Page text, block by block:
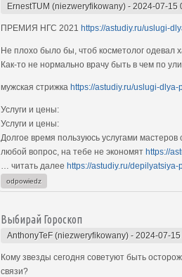
ErnestTUM (niezweryfikowany) - 2024-07-15
ПРЕМИЯ НГС 2021 https://astudiy.ru/uslugi-
Не плохо было бы, чтоб косметолог одевал
Как-то не нормально врачу быть в чем по
мужская стрижка https://astudiy.ru/uslugi-dlya-
Услуги и цены:
Услуги и цены:
Долгое время пользуюсь услугами
любой вопрос, на тебе не экономят https://
… читать далее https://astudiy.ru/
odpowiedz
Выбирай Гороскоп
AnthonyTeF (niezweryfikowany) - 2024-07-
Кому звезды сегодня советуют быть
связи?